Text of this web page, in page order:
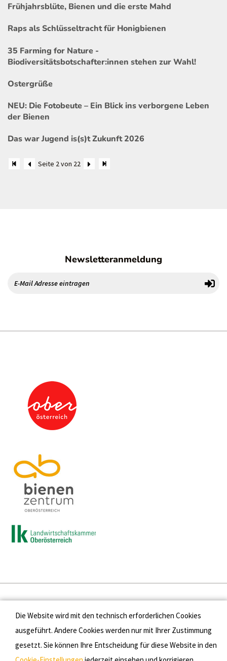
Frühjahrsblüte, Bienen und die erste Mahd
Raps als Schlüsseltracht für Honigbienen
35 Farming for Nature -
Biodiversitätsbotschafter:innen stehen zur Wahl!
Ostergrüße
NEU: Die Fotobeute – Ein Blick ins verborgene Leben
der Bienen
Das war Jugend is(s)t Zukunft 2026
Seite 2 von 22
Newsletteranmeldung
Presse
Kontakt
Datenschutz
Die Website wird mit den technisch erforderlichen Cookies
ausgeführt. Andere Cookies werden nur mit Ihrer Zustimmung
gesetzt. Sie können Ihre Entscheidung für diese Website in den